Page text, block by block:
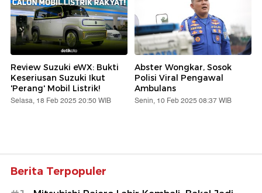
Review Suzuki eWX: Bukti
Keseriusan Suzuki Ikut
'Perang' Mobil Listrik!
Selasa, 18 Feb 2025 20:50 WIB
Abster Wongkar, Sosok
Polisi Viral Pengawal
Ambulans
Senin, 10 Feb 2025 08:37 WIB
Berita Terpopuler